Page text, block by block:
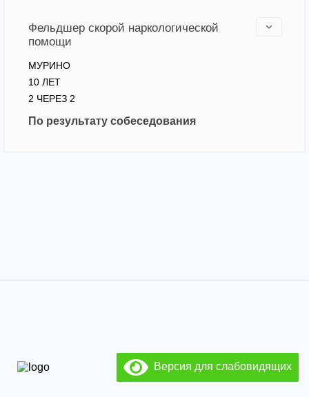
Фельдшер скорой наркологической
помощи
МУРИНО
10 ЛЕТ
2 ЧЕРЕЗ 2
По результату собеседования
Версия для слабовидящих